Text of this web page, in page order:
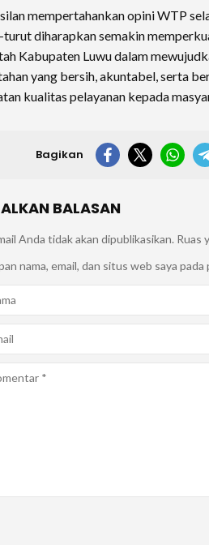
mempertahankan opini WTP
diharapkan semakin
Kabupaten Luwu dalam
yang bersih, akuntabel, serta
kualitas pelayanan kepada
Bagikan
BALASAN
Anda tidak akan dipublikasikan. Ruas
nama, email, dan situs web saya